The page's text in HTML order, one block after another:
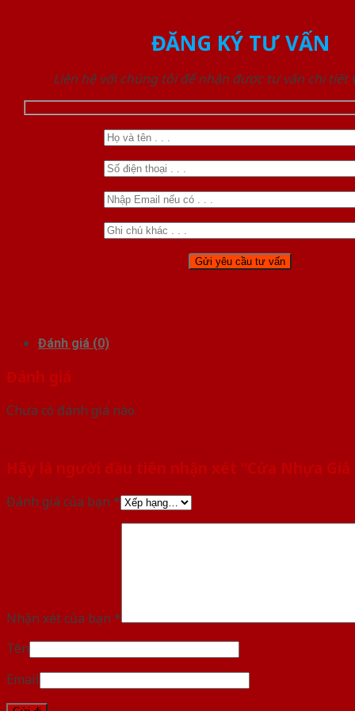
ĐĂNG KÝ TƯ VẤN
Liên hệ với chúng tôi để nhận được tư vấn chi tiết
Đánh giá (0)
Đánh giá
Chưa có đánh giá nào.
Hãy là người đầu tiên nhận xét “Cửa Nhựa Giả
Đánh giá của bạn *
Nhận xét của bạn *
Tên
Email